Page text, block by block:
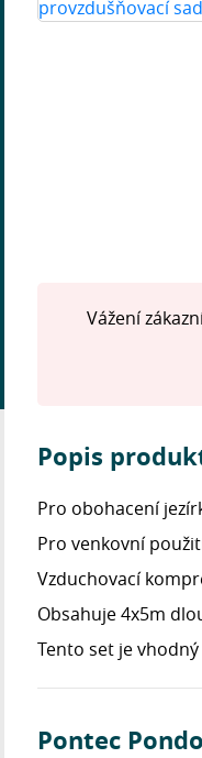
Vážení
Popis
Pro obohacení
Pro venkovní
Vzduchovací
Obsahuje 4x5m
Tento set je
Pontec